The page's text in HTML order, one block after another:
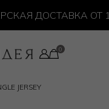
ДОСТАВКА ОТ
JERSEY